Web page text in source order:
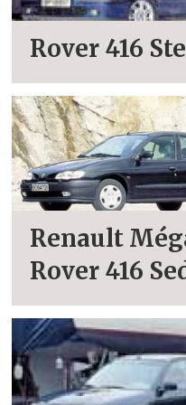
Rover 416
Renault
Rover 416